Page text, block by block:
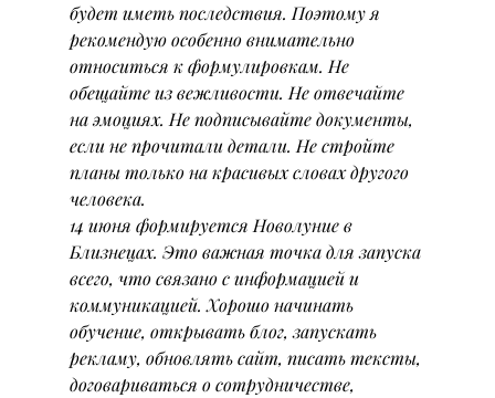
будет иметь последствия. Поэтому я
рекомендую особенно внимательно
относиться к формулировкам. Не
обещайте из вежливости. Не отвечайте
на эмоциях. Не подписывайте документы,
если не прочитали детали. Не стройте
планы только на красивых словах другого
человека.
14 июня формируется Новолуние в
Близнецах. Это важная точка для запуска
всего, что связано с информацией и
коммуникацией. Хорошо начинать
обучение, открывать блог, запускать
рекламу, обновлять сайт, писать тексты,
договариваться о сотрудничестве,